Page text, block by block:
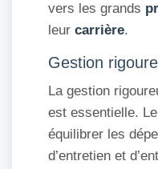
vers les grands
leur carrière.
Gestion
La gestion
est essentielle.
équilibrer les
d’entretien et